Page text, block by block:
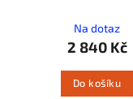
Na dotaz
2 840 Kč
Do košíku